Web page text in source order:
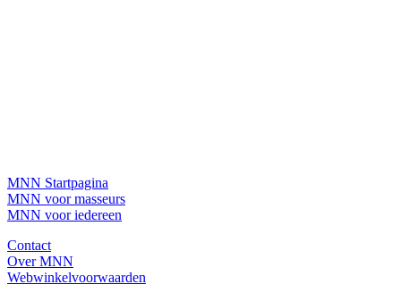
MNN Startpagina
MNN voor masseurs
MNN voor iedereen
Contact
Over MNN
Webwinkelvoorwaarden